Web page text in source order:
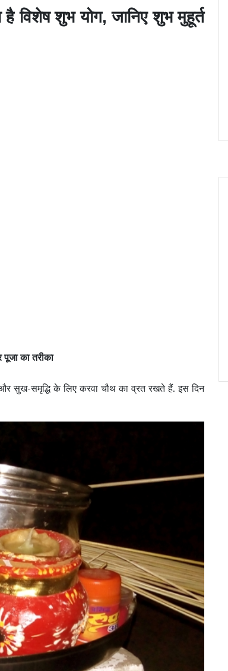
विशेष शुभ योग, जानिए शुभ मुहूर्त
का तरीका
और सुख-समृद्धि के लिए करवा चौथ का व्रत रखते हैं. इस दिन